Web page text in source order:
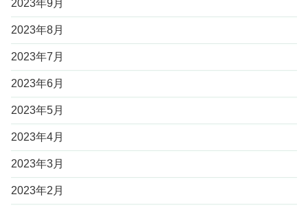
2023年9月
2023年8月
2023年7月
2023年6月
2023年5月
2023年4月
2023年3月
2023年2月